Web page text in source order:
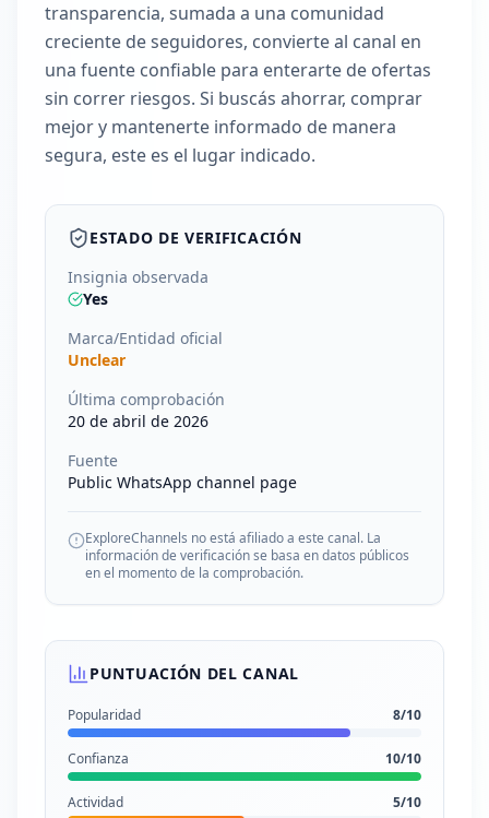
transparencia, sumada a una comunidad
creciente de seguidores, convierte al canal en
una fuente confiable para enterarte de ofertas
sin correr riesgos. Si buscás ahorrar, comprar
mejor y mantenerte informado de manera
segura, este es el lugar indicado.
ESTADO DE VERIFICACIÓN
Insignia observada
Yes
Marca/Entidad oficial
Unclear
Última comprobación
20 de abril de 2026
Fuente
Public WhatsApp channel page
ExploreChannels no está afiliado a este canal. La
información de verificación se basa en datos públicos
en el momento de la comprobación.
PUNTUACIÓN DEL CANAL
Popularidad 8/10
Confianza 10/10
Actividad 5/10